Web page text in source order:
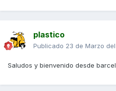
plastico
Publicado 23 de Marzo del
Saludos y bienvenido desde